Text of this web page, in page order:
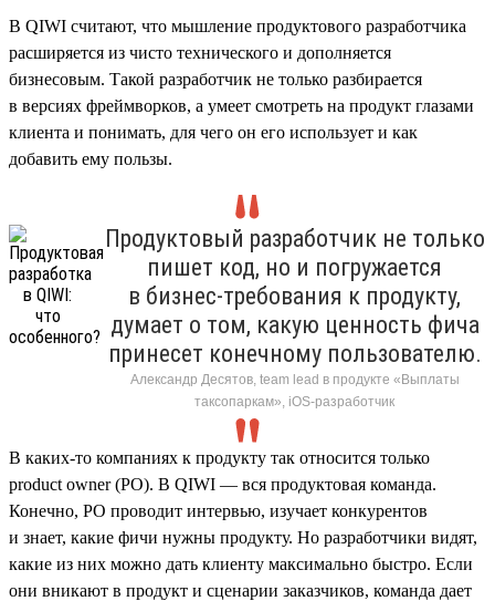
В QIWI считают, что мышление продуктового разработчика
расширяется из чисто технического и дополняется
бизнесовым. Такой разработчик не только разбирается
в версиях фреймворков, а умеет смотреть на продукт глазами
клиента и понимать, для чего он его использует и как
добавить ему пользы.
Продуктовый разработчик не только
пишет код, но и погружается
в бизнес-требования к продукту,
думает о том, какую ценность фича
принесет конечному пользователю.
Александр Десятов, team lead в продукте «Выплаты
таксопаркам», iOS-разработчик
В каких-то компаниях к продукту так относится только
product owner (PO). В QIWI — вся продуктовая команда.
Конечно, PO проводит интервью, изучает конкурентов
и знает, какие фичи нужны продукту. Но разработчики видят,
какие из них можно дать клиенту максимально быстро. Если
они вникают в продукт и сценарии заказчиков, команда дает